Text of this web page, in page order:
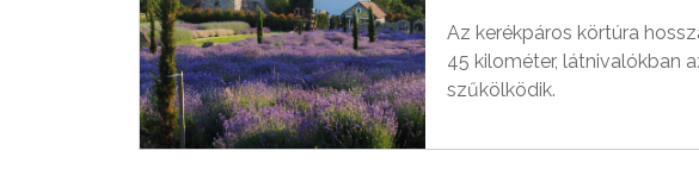
Az kerékpáros körtúra
45 kilométer, látnivalókban
szűkölködik.